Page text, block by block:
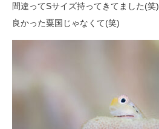
間違ってSサイズ持ってきてました(笑)
良かった粟国じゃなくて(笑)